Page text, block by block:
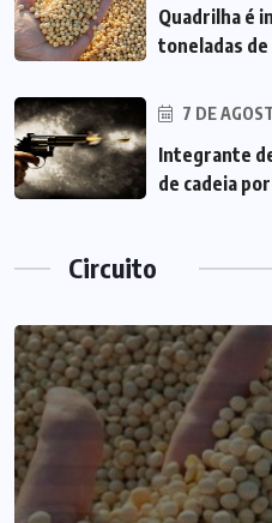
Quadrilha é
toneladas de
7 DE
Integrante
de cadeia por
Circuito